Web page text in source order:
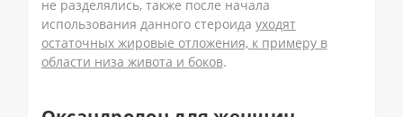
не разделялись, также после начала
использования данного стероида уходят
остаточных жировые отложения, к примеру в
области низа живота и боков.